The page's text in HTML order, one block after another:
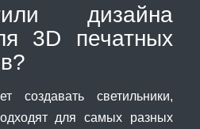
дизайна
3D печатных
создавать светильники,
для самых разных